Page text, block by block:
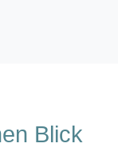
Blick